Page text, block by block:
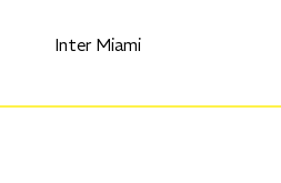
Inter Miami